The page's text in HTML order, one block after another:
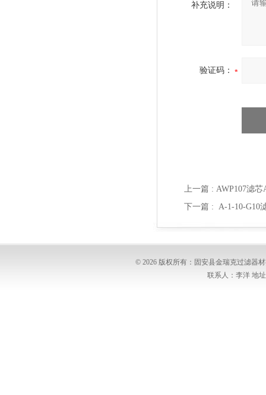
补充说明：
验证码：
上一篇 : AWP107滤
下一篇 : A-1-10-G10
© 2026 版权所有：固安县金瑞克过滤器
联系人：李洋 地